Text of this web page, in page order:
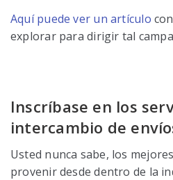
Aquí puede ver un artículo
explorar para dirigir tal
Inscríbase en los
intercambio de
Usted nunca sabe, los
provenir desde dentro de la